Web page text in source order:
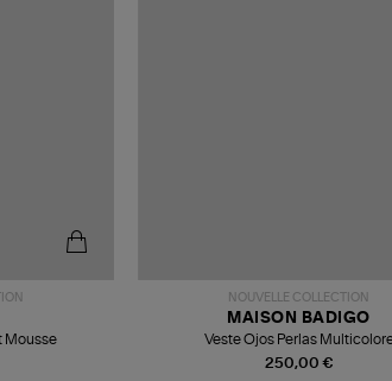
Mousse
NOUVELLE COLLECTION
250,00 €
MAISON BADIGO
Veste Ojos Perlas